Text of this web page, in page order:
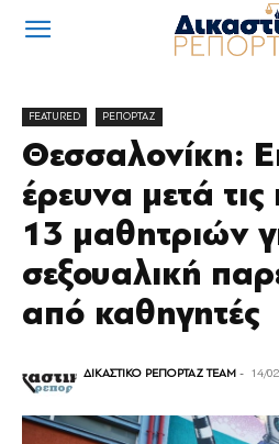
FEATURED ΡΕΠΟΡΤΑΖ
Θεσσαλονίκη:
έρευνα μετά τις
13 μαθητριών
σεξουαλική
από καθηγητές
ΔΙΚΑΣΤΙΚΟ ΡΕΠΟΡΤΑΖ TEAM - 14/